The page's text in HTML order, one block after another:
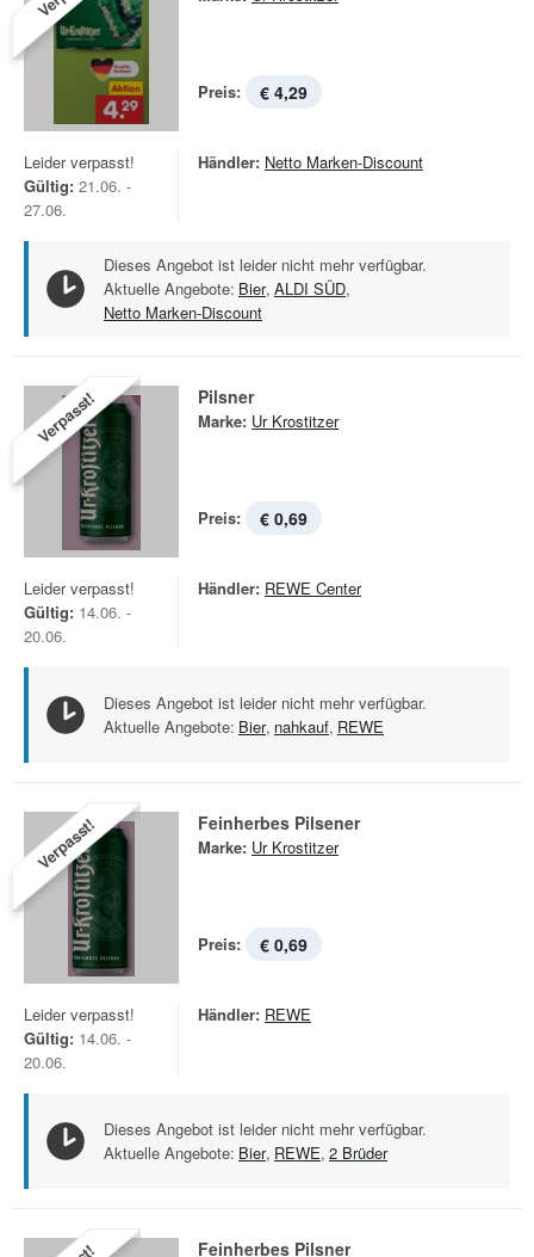
Preis: € 4,29
Leider verpasst!
Gültig: 21.06. -
27.06.
Händler: Netto Marken-Discount
Dieses Angebot ist leider nicht mehr verfügbar.
Aktuelle Angebote: Bier, ALDI SÜD,
Netto Marken-Discount
Verpasst! Pilsner
Marke: Ur Krostitzer
Preis: € 0,69
Leider verpasst!
Gültig: 14.06. -
20.06.
Händler: REWE Center
Dieses Angebot ist leider nicht mehr verfügbar.
Aktuelle Angebote: Bier, nahkauf, REWE
Verpasst! Feinherbes Pilsener
Marke: Ur Krostitzer
Preis: € 0,69
Leider verpasst!
Gültig: 14.06. -
20.06.
Händler: REWE
Dieses Angebot ist leider nicht mehr verfügbar.
Aktuelle Angebote: Bier, REWE, 2 Brüder
Feinherbes Pilsner